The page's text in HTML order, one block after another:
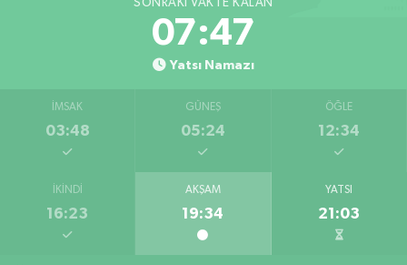
07:46
Yatsı Namazı
İMSAK
03:48
GÜNEŞ
05:24
ÖĞLE
12:34
İKINDI
16:23
AKŞAM
19:34
YATSI
21:03